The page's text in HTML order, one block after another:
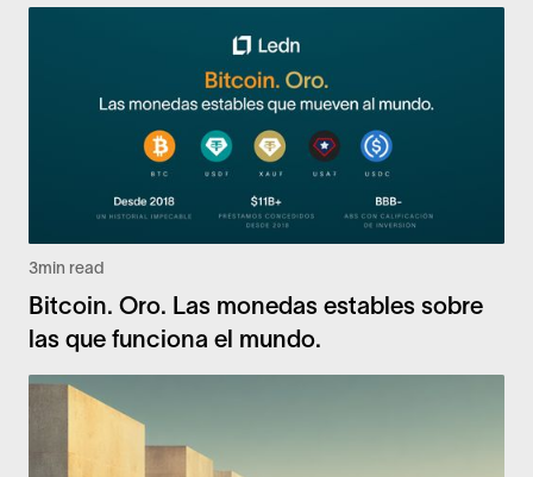
3min read
Bitcoin. Oro. Las monedas estables sobre
las que funciona el mundo.